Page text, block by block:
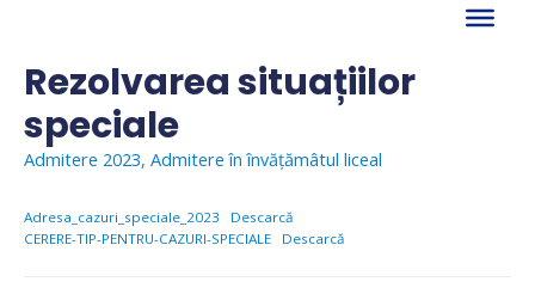
contentRezolvarea situațiilor
speciale
Admitere 2023, Admitere în învățămâtul liceal
Adresa_cazuri_speciale_2023
Descarcă
CERERE-TIP-PENTRU-CAZURI-SPECIALE
Descarcă